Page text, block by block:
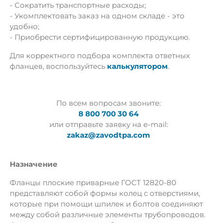
- Сократить транспортные расходы;
- Укомплектовать заказ на одном складе - это
удобно;
- Приобрести сертифицированную продукцию.
Для корректного подбора комплекта ответных
фланцев, воспользуйтесь калькулятором.
По всем вопросам звоните:
8 800 700 30 64
или отправьте заявку на e-mail:
zakaz@zavodtpa.com
Назначение
Фланцы плоские приварные ГОСТ 12820-80
представляют собой формы колец с отверстиями,
которые при помощи шпилек и болтов соединяют
между собой различные элементы трубопроводов.